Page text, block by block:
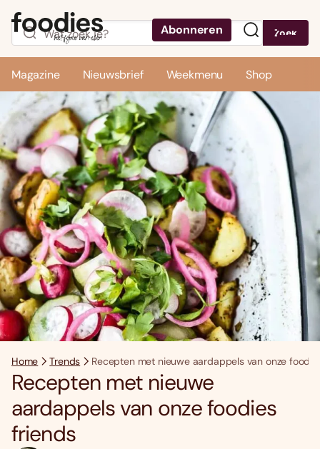
Abonneren Zoek
Magazine Nieuwsbrief Weekmenu Shop
Home Trends Recepten met nieuwe aardappels van onze
Recepten met nieuwe
aardappels van onze foodies
friends